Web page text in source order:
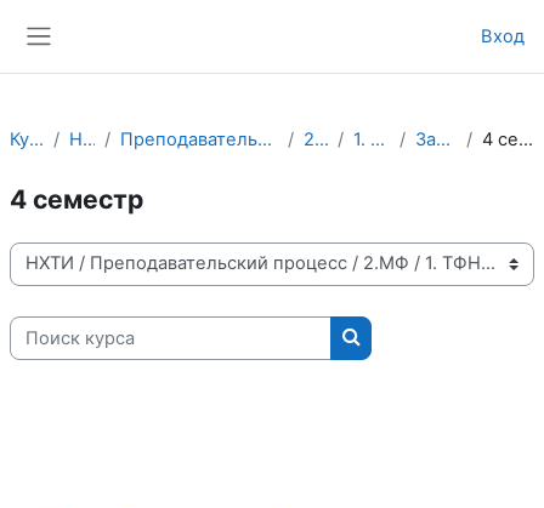
Вход
Курсы НХТИ Преподавательский процесс 2.МФ 1. ТФНТ Заочное 4 семестр
4 семестр
Категории курсов
Поиск курса
Поиск курса